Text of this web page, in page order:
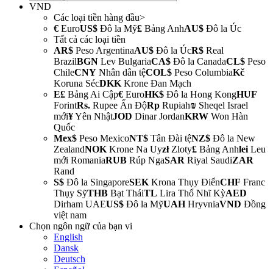
VND
Các loại tiền hàng đầu>
€ EuroUS$ Đô la Mỹ£ Bảng AnhAU$ Đô la Úc
Tất cả các loại tiền
AR$ Peso ArgentinaAU$ Đô la ÚcR$ Real
BrazilBGN Lev BulgariaCA$ Đô la CanadaCL$ Peso
ChileCNY Nhân dân tệCOL$ Peso ColumbiaKč
Koruna SécDKK Krone Đan Mạch
E£ Bảng Ai Cập€ EuroHK$ Đô la Hong KongHUF
ForintRs. Rupee Ấn ĐộRp Rupiah₪ Sheqel Israel
mới¥Yên NhậtJOD Dinar JordanKRW Won Hàn
Quốc
Mex$ Peso MexicoNT$ Tân Đài tệNZ$ Đô la New
ZealandNOK Krone Na UyzłZloty£ Bảng Anhlei Leu
mới RomaniaRUB Rúp NgaSAR Riyal SaudiZAR
Rand
S$ Đô la SingaporeSEK Krona Thụy ĐiểnCHF Franc
Thụy SỹTHB Bạt TháiTL Lira Thổ Nhĩ KỳAED
Dirham UAEUS$ Đô la MỹUAHHryvniaVND Đồng
việt nam
Chọn ngôn ngữ của bạn vi
English
Dansk
Deutsch